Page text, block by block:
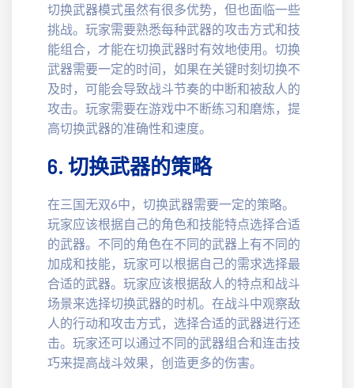
切换武器模式虽然有很多优势，但也面临一些
挑战。玩家需要熟悉每种武器的攻击方式和技
能组合，才能在切换武器时有效地使用。切换
武器需要一定的时间，如果在关键时刻切换不
及时，可能会导致战斗节奏的中断和被敌人的
攻击。玩家需要在游戏中不断练习和磨炼，提
高切换武器的准确性和速度。
6. 切换武器的策略
在三国无双6中，切换武器需要一定的策略。
玩家应该根据自己的角色和技能特点选择合适
的武器。不同的角色在不同的武器上有不同的
加成和技能，玩家可以根据自己的需求选择最
合适的武器。玩家应该根据敌人的特点和战斗
场景来选择切换武器的时机。在战斗中观察敌
人的行动和攻击方式，选择合适的武器进行还
击。玩家还可以通过不同的武器组合和连击技
巧来提高战斗效果，创造更多的伤害。